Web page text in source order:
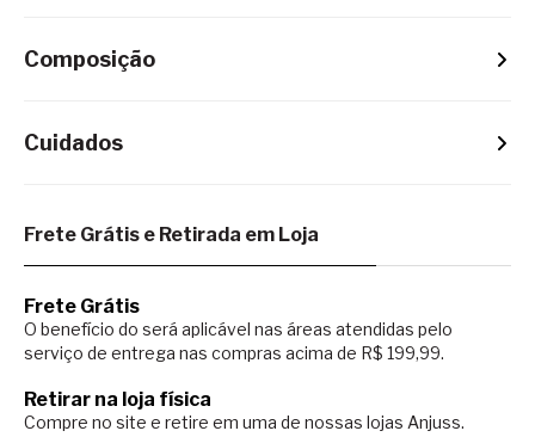
Composição
Cuidados
Frete Grátis e Retirada em Loja
Frete Grátis
O benefício do será aplicável nas áreas atendidas pelo
serviço de entrega nas compras acima de R$ 199,99.
Retirar na loja física
Compre no site e retire em uma de nossas lojas Anjuss.